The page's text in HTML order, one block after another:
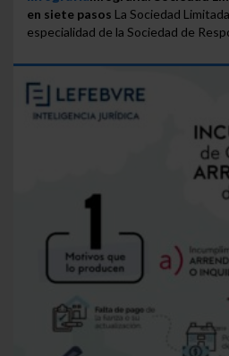
en siete pasos La Sociedad
especialidad de la Sociedad de